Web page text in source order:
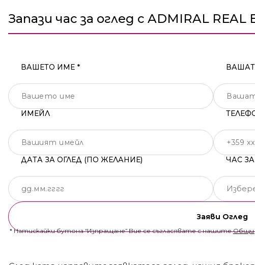
Запази час за оглед с ADMIRAL REAL
ВАШЕТО ИМЕ *
ИМЕЙЛ
ДАТА ЗА ОГЛЕД (ПО ЖЕЛАНИЕ) ЧАС
Заяви Оглед
* Натискайки бутона “Изпращане” Вие се съгласявате с нашитеОбщи